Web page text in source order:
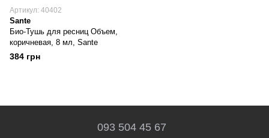
Артикул: 40402
Sante
Био-Тушь для ресниц Объем,
коричневая, 8 мл, Sante
384 грн
093 504 45 67